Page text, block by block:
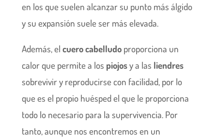
en los que suelen alcanzar su punto más álgido
y su expansión suele ser más elevada.
Además, el cuero cabelludoproporciona un
calor que permite a los piojosy a las liendres
sobrevivir y reproducirse con facilidad, por lo
que es el propio huésped el que le proporciona
todo lo necesario para la supervivencia. Por
tanto, aunque nos encontremos en un